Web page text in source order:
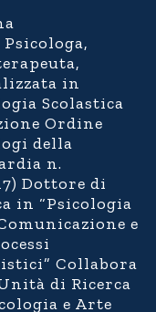
Psicologa,
in
Scolastica
Ordine
della
n.
Dottore di
in “Psicologia
e
Collabora
di Ricerca
e Arte